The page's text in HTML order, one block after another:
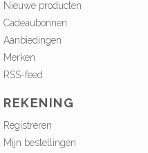
Nieuwe producten
Cadeaubonnen
Aanbiedingen
Merken
RSS-feed
REKENING
Registreren
Mijn bestellingen